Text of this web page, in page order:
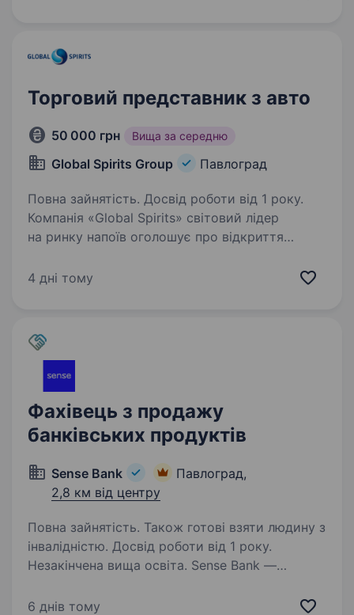
Торговий представник з авто
50 000 грн Вища за середню
Global Spirits Group Павлоград
Повна зайнятість. Досвід роботи від 1 року.
Компанія «Global Spirits» світовий лідер
на ринку напоїв оголошує про відкриття
Відвідування клієнтів, презентація та продаж
4 дні тому
Фахівець з продажу
банківських продуктів
Sense Bank
Павлоград,
2,8 км від центру
Повна зайнятість. Також готові взяти людину з
інвалідністю. Досвід роботи від 1 року.
Незакінчена вища освіта. Sense Bank —
час ми стали не просто місцем для роботи,
6 днів тому